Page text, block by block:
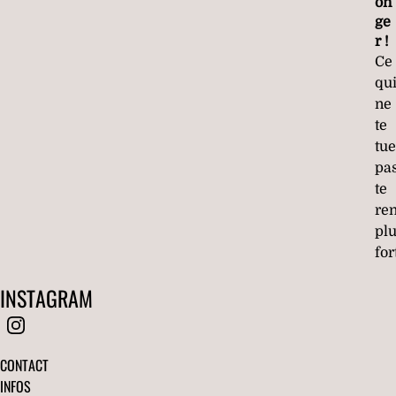
ge
r !
Ce
qui
ne
te
tue
te
INSTAGRAM
CONTACT
INFOS